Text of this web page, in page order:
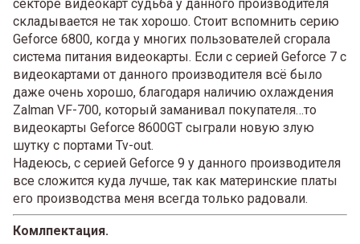
секторе видеокарт судьба у данного производителя
складывается не так хорошо. Стоит вспомнить серию
Geforce 6800, когда у многих пользователей сгорала
система питания видеокарты. Если с серией Geforce 7 с
видеокартами от данного производителя всё было
даже очень хорошо, благодаря наличию охлаждения
Zalman VF-700, который заманивал покупателя…то
видеокарты Geforce 8600GT сыграли новую злую
шутку с портами Tv-out.
Надеюсь, с серией Geforce 9 у данного производителя
все сложится куда лучше, так как материнские платы
его производства меня всегда только радовали.
Комлпектация.